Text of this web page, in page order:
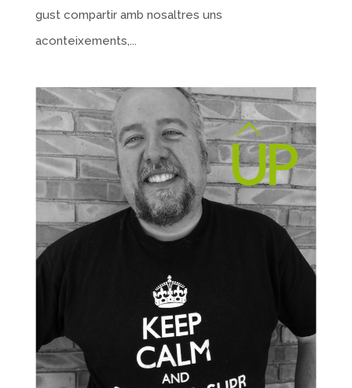
gust compartir amb nosaltres uns
aconteixements,...